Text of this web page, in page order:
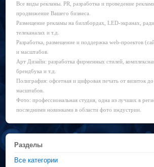
Все виды рекламы. PR, разработка и проведение
продвижение Вашего бизнеса.
Размещение рекламы на биллбордах, LED-экранах,
телеканалах и т.д.
Разработка, размещение и поддержка web-проектов
и масштабов.
Арт Дизайн: разработка фирменных стилей,
брендбука и т.д.
Полиграфия: офсетная и цифровая печать от визиток
масштабов.
Фото: профессиональная студия, одна из лучших в
последними новинками в области фото индустрии.
Разделы
Все категории